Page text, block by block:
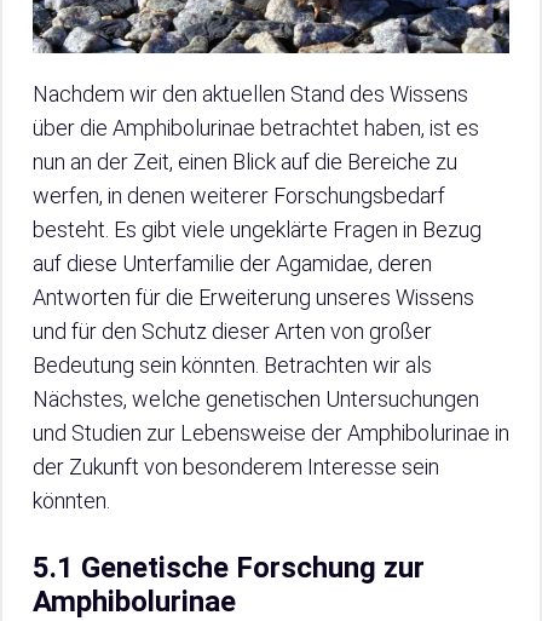
Nachdem wir den aktuellen Stand des Wissens
über die Amphibolurinae betrachtet haben, ist es
nun an der Zeit, einen Blick auf die Bereiche zu
werfen, in denen weiterer Forschungsbedarf
besteht. Es gibt viele ungeklärte Fragen in Bezug
auf diese Unterfamilie der Agamidae, deren
Antworten für die Erweiterung unseres Wissens
und für den Schutz dieser Arten von großer
Bedeutung sein könnten. Betrachten wir als
Nächstes, welche genetischen Untersuchungen
und Studien zur Lebensweise der Amphibolurinae in
der Zukunft von besonderem Interesse sein
könnten.
5.1 Genetische Forschung zur
Amphibolurinae